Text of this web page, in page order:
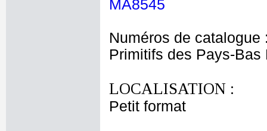
MA8545
Numéros de catalogue
Primitifs des Pays-Bas
LOCALISATION :
Petit format